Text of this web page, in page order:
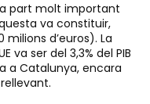
part molt important
va constituir,
milions d’euros). La
va ser del 3,3% del PIB
a Catalunya, encara